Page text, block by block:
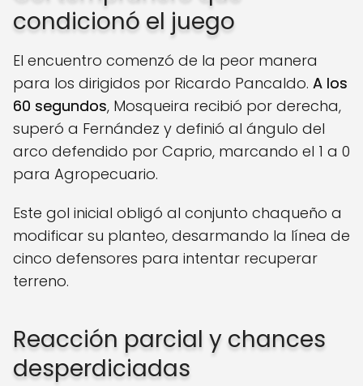
condicionó el juego
El encuentro comenzó de la peor manera
para los dirigidos por Ricardo Pancaldo. A los
60 segundos, Mosqueira recibió por derecha,
superó a Fernández y definió al ángulo del
arco defendido por Caprio, marcando el 1 a 0
para Agropecuario.
Este gol inicial obligó al conjunto chaqueño a
modificar su planteo, desarmando la línea de
cinco defensores para intentar recuperar
terreno.
Reacción parcial y chances
desperdiciadas